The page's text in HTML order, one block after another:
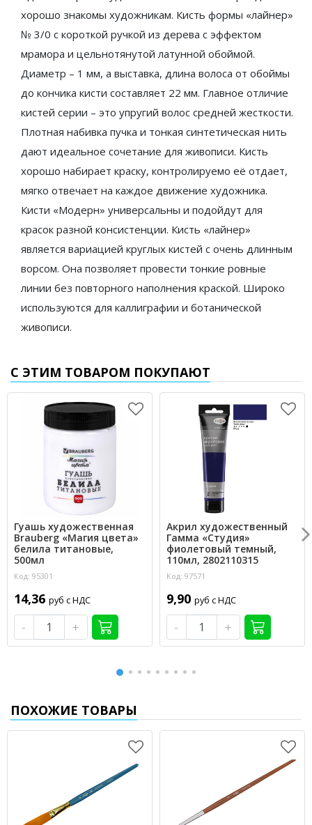
хорошо знакомы художникам. Кисть формы «лайнер»
№ 3/0 с короткой ручкой из дерева с эффектом
мрамора и цельнотянутой латунной обоймой.
Диаметр – 1 мм, а выставка, длина волоса от обоймы
до кончика кисти составляет 22 мм. Главное отличие
кистей серии – это упругий волос средней жесткости.
Плотная набивка пучка и тонкая синтетическая нить
дают идеальное сочетание для живописи. Кисть
хорошо набирает краску, контролируемо её отдает,
мягко отвечает на каждое движение художника.
Кисти «Модерн» универсальны и подойдут для
красок разной консистенции. Кисть «лайнер»
является вариацией круглых кистей с очень длинным
ворсом. Она позволяет провести тонкие ровные
линии без повторного наполнения краской. Широко
используются для каллиграфии и ботанической
живописи.
С ЭТИМ ТОВАРОМ ПОКУПАЮТ
Гуашь художественная
Brauberg «Магия цвета»
белила титановые,
500мл
Код: 95301
14,36 руб с НДС
- +
Акрил художественный
Гамма «Студия»
фиолетовый темный,
110мл, 2802110315
Код: 97571
9,90 руб с НДС
- +
ПОХОЖИЕ ТОВАРЫ